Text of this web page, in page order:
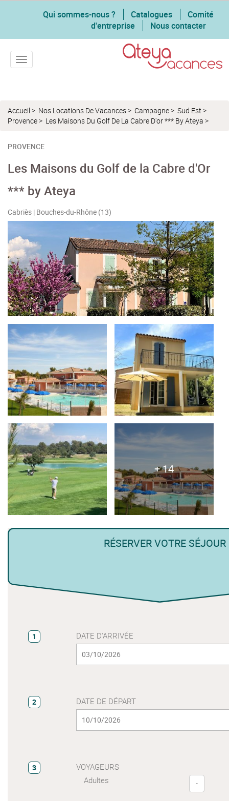
Qui sommes-nous ? Catalogues
Comité
d'entreprise
Nous contacter
Toggle navigation
Accueil > Nos Locations De Vacances> Campagne> Sud Est >
Provence> Les Maisons Du Golf De La Cabre D'or *** By Ateya >
PROVENCE
Les Maisons du Golf de la Cabre d'Or
*** by Ateya
Cabriès | Bouches-du-Rhône (13)
+ 14
RÉSERVER VOTRE SÉJOUR
1 DATE D'ARRIVÉE
2 DATE DE DÉPART
3
VOYAGEURS
Adultes
-